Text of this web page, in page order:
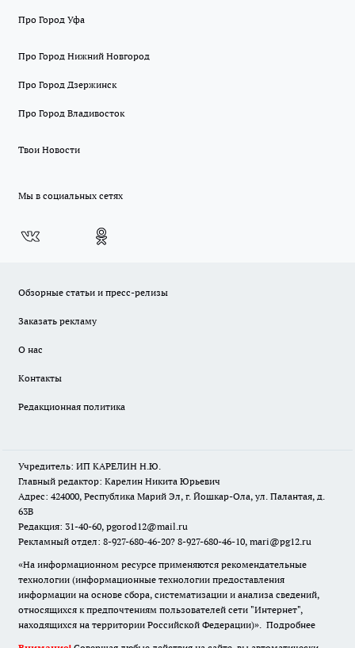
Про Город Уфа
Про Город Нижний Новгород
Про Город Дзержинск
Про Город Владивосток
Твои Новости
Мы в социальных сетях
Обзорные статьи и пресс-релизы
Заказать рекламу
О нас
Контакты
Редакционная политика
Учредитель: ИП КАРЕЛИН Н.Ю.
Главный редактор: Карелин Никита Юрьевич
Адрес: 424000, Республика Марий Эл, г. Йошкар-Ола, ул. Палантая, д.
63В
Редакция: 31-40-60, pgorod12@mail.ru
Рекламный отдел: 8-927-680-46-20? 8-927-680-46-10, mari@pg12.ru
«На информационном ресурсе применяются рекомендательные
технологии (информационные технологии предоставления
информации на основе сбора, систематизации и анализа сведений,
относящихся к предпочтениям пользователей сети "Интернет",
находящихся на территории Российской Федерации)». Подробнее